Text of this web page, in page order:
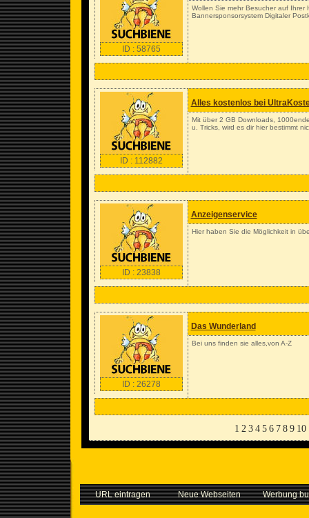
ID : 58765
Wollen Sie mehr Besucher auf
Bannersponsorsystem Digitaler
ID : 112882
Alles kostenlos bei
Mit über 2 GB Downloads,
u. Tricks, wird es dir hier bestimmt
ID : 23838
Anzeigenservice
Hier haben Sie die Möglichkeit in
ID : 26278
Das Wunderland
Bei uns finden sie alles,von A-Z
1 2 3 4 5 6 7 8 9 10
URL eintragen Neue Webseiten Werbung